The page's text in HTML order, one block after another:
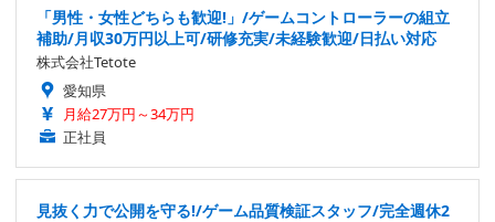
「男性・女性どちらも歓迎!」/ゲームコントローラーの組立
補助/月収30万円以上可/研修充実/未経験歓迎/日払い対応
株式会社Tetote
愛知県
月給27万円～34万円
正社員
見抜く力で公開を守る!/ゲーム品質検証スタッフ/完全週休2